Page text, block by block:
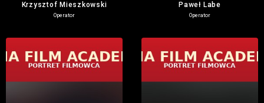
Krzysztof Mieszkowski
Operator
Paweł Labe
Operator